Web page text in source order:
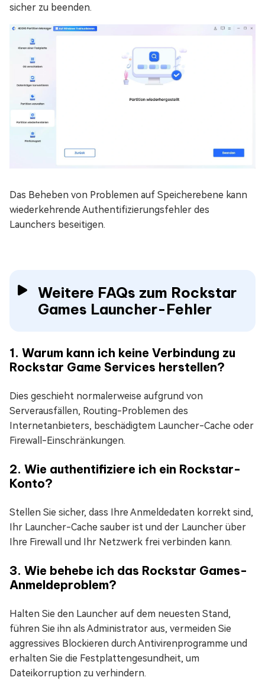
sicher zu beenden.
Das Beheben von Problemen auf Speicherebene kann
wiederkehrende Authentifizierungsfehler des
Launchers beseitigen.
Weitere FAQs zum Rockstar
Games Launcher-Fehler
1. Warum kann ich keine Verbindung zu
Rockstar Game Services herstellen?
Dies geschieht normalerweise aufgrund von
Serverausfällen, Routing-Problemen des
Internetanbieters, beschädigtem Launcher-Cache oder
Firewall-Einschränkungen.
2. Wie authentifiziere ich ein Rockstar-
Konto?
Stellen Sie sicher, dass Ihre Anmeldedaten korrekt sind,
Ihr Launcher-Cache sauber ist und der Launcher über
Ihre Firewall und Ihr Netzwerk frei verbinden kann.
3. Wie behebe ich das Rockstar Games-
Anmeldeproblem?
Halten Sie den Launcher auf dem neuesten Stand,
führen Sie ihn als Administrator aus, vermeiden Sie
aggressives Blockieren durch Antivirenprogramme und
erhalten Sie die Festplattengesundheit, um
Dateikorruption zu verhindern.